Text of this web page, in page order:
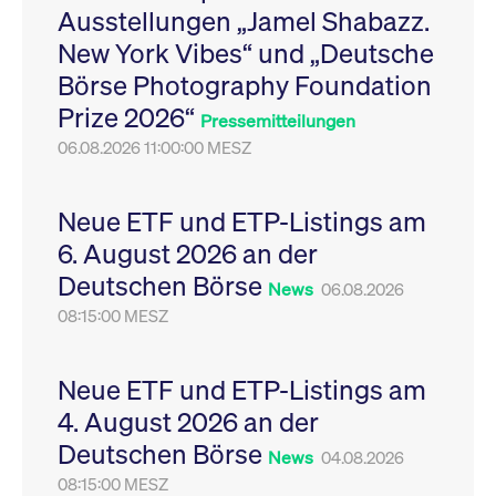
Ausstellungen „Jamel Shabazz.
New York Vibes“ und „Deutsche
Börse Photography Foundation
Prize 2026“ Pressemitteilungen
06.08.2026 11:00:00 MESZ
Neue ETF und ETP-Listings am
6. August 2026 an der
Deutschen Börse News 06.08.2026
08:15:00 MESZ
Neue ETF und ETP-Listings am
4. August 2026 an der
Deutschen Börse News 04.08.2026
08:15:00 MESZ
Leistung der Website
zu messen. Es handelt
sich um ein Muster-
Cookie, bei dem auf
das Präfix _pk_ses
eine kurze Reihe von
VISITOR_PRIVACY_METADATA
YouTube
.youtube.com
6
Monate
Dieses Cookie dient
Speicherung der
Einwilligungs- und
des Nutzers für ihre
Interaktion mit der
Sitzungen geehrt